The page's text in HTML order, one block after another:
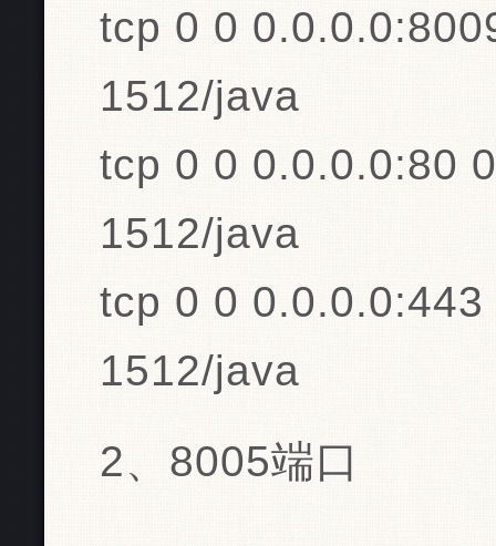
tcp 0 0
1512/java
tcp 0 0 0.0.0.0:80
1512/java
tcp 0 0
1512/java
2、8005端口